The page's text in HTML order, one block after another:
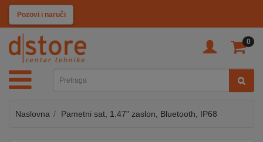
Pozovi i naruči
0
KATEGORIJE
TV
SAT
MOBILNI
Naslovna Pametni sat, 1.47" zaslon, Bluetooth, IP68